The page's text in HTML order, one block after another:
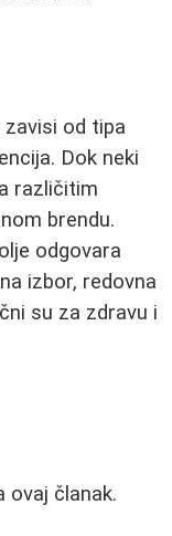
zavisi od tipa
Dok neki
različitim
brendu.
odgovara
izbor, redovna
su za zdravu i
ovaj članak.